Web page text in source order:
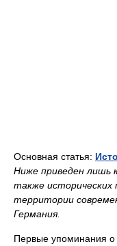
Основная статья:
Ниже приведен лишь
также исторических
территории
Германия.
Первые упоминания о